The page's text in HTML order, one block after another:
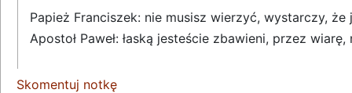
Papież Franciszek: nie musisz wierzyć, wystarczy, że
Apostoł Paweł: łaską jesteście zbawieni, przez
Skomentuj notkę